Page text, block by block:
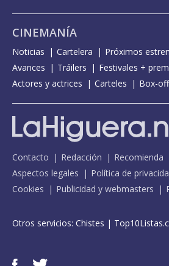
CINEMANÍA
Noticias Cartelera Próximos
Avances
Tráilers
Festivales +
Actores y actrices
Carteles Box-
Contacto Redacción Recomienda
Aspectos legales
Política de
Cookies
Publicidad y webmasters
Otros servicios: Chistes |